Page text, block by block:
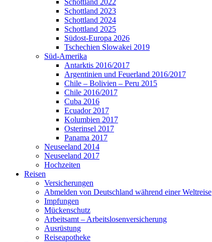
Schottland 2022
Schottland 2023
Schottland 2024
Schottland 2025
Südost-Europa 2026
Tschechien Slowakei 2019
Süd-Amerika
Antarktis 2016/2017
Argentinien und Feuerland 2016/2017
Chile – Bolivien – Peru 2015
Chile 2016/2017
Cuba 2016
Ecuador 2017
Kolumbien 2017
Osterinsel 2017
Panama 2017
Neuseeland 2014
Neuseeland 2017
Hochzeiten
Reisen
Versicherungen
Abmelden von Deutschland während einer Weltreise
Impfungen
Mückenschutz
Arbeitsamt – Arbeitslosenversicherung
Ausrüstung
Reiseapotheke